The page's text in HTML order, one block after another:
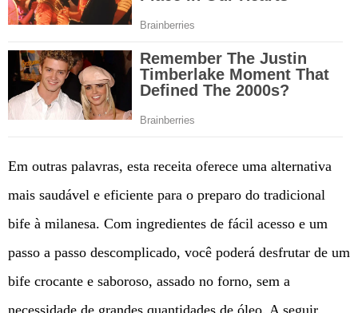
Em outras palavras, esta receita oferece uma alternativa
mais saudável e eficiente para o preparo do tradicional
bife à milanesa. Com ingredientes de fácil acesso e um
passo a passo descomplicado, você poderá desfrutar de um
bife crocante e saboroso, assado no forno, sem a
necessidade de grandes quantidades de óleo. A seguir,